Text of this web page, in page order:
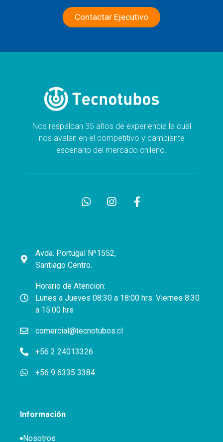
Contactar Ejecutivo
Nos respaldan 35 años de experiencia la cual
nos avalan en el competitivo y cambiante
escenario del mercado chileno.
Avda. Portugal Nº1552,
Santiago Centro.
Horario de Atencion:
Lunes a Jueves 08:30 a 18:00 hrs. Viernes 8:30
a 15:00 hrs
comercial@tecnotubos.cl
+56 2 24013326
+56 9 6335 3384
Información
Nosotros